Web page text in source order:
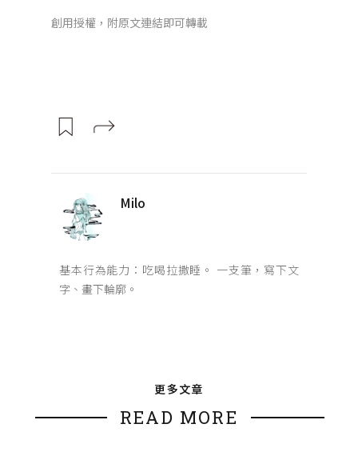
創用授權，附原文連結即可轉載
Milo
基本行為能力：吃喝拉撒睡。 一支筆，寫下文
字、畫下輪廓。
更多文章
READ MORE